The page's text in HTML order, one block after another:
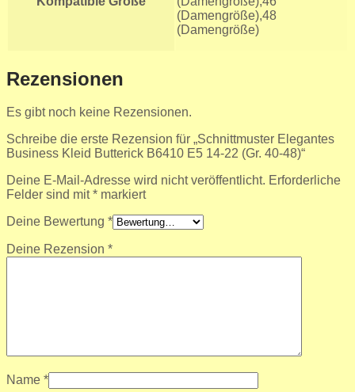
(Damengröße),48
(Damengröße)
Rezensionen
Es gibt noch keine Rezensionen.
Schreibe die erste Rezension für „Schnittmuster Elegantes
Business Kleid Butterick B6410 E5 14-22 (Gr. 40-48)“
Deine E-Mail-Adresse wird nicht veröffentlicht. Erforderliche
Felder sind mit* markiert
Deine Bewertung *
Deine Rezension *
Name *